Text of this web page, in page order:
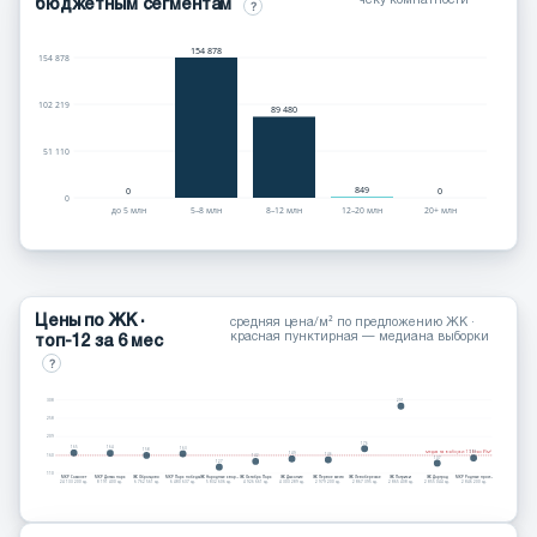
бюджетным сегментам
?
154 878
102 219
51 110
0
0
до 5 млн
154 878
5–8 млн
89 480
8–12 млн
849
12–20 млн
0
20+ млн
Цены по ЖК ·
топ-12 за 6 мес
?
средняя цена/м² по предложению ЖК ·
красная пунктирная — медиана выборки
258
209
160
110
медиана выборки: 158 тыс ₽/м²
МКР Самолет
24 133 200 сд.
МКР Догма парк
8 191 400 сд.
ЖК Образцово
6 762 561 сд.
МКР Парк победы
6 480 637 сд.
ЖК Народные квар…
5 832 606 сд.
127
ЖК Октябрь Парк
4 926 661 сд.
142
ЖК Дыхание
4 303 289 сд.
ЖК Первое место
2 979 200 сд.
146
ЖК Левобережье
2 867 395 сд.
176
ЖК Патрики
2 865 408 сд.
291
ЖК Дарград
2 855 044 сд.
137
МКР Родные прост…
2 846 200 сд.
151